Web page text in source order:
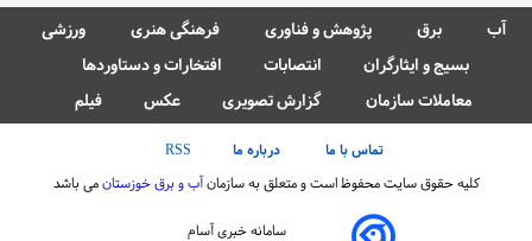
آب برق پژوهش و فناوری فرهنگی هنری
ورزشی
بسیج و ایثارگران
انتصابات
افتخارات و دستاوردها
معاملات سازمان
گزارش تصویری عکس فیلم
تماس با ما درباره ما
RSS
کلیه حقوق سایت محفوظ است و متعلق به سازمانآب و برق خوزستانمی باشد
سامانه خبری آسام